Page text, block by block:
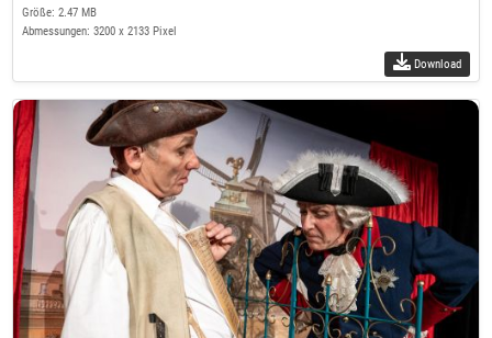
Größe: 2.47 MB
Abmessungen: 3200 x 2133 Pixel
Download